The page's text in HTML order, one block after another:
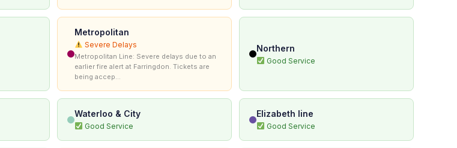
Metropolitan
Severe Delays
Metropolitan Line: Severe delays due to an
earlier fire alert at Farringdon. Tickets are
being accep...
Northern
Good Service
Waterloo & City
Good Service
Elizabeth line
Good Service